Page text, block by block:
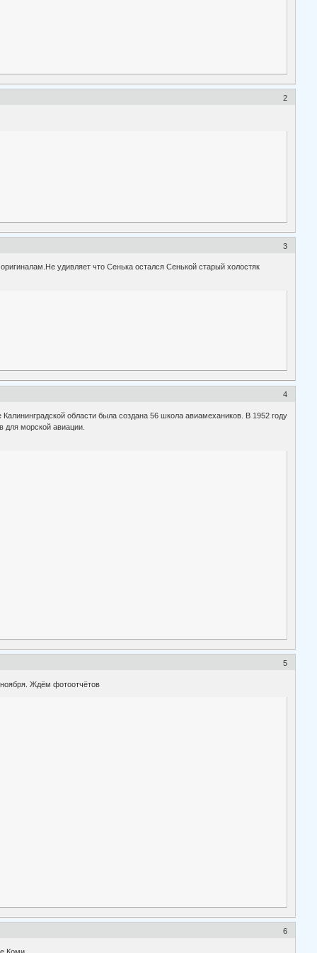
2
3
удивляет что Сенька остался Сенькой старый холостяк
4
области была создана 56 школа авиамехаников. В 1952 году
для морской авиации.
5
Ждём фотоотчётов
6